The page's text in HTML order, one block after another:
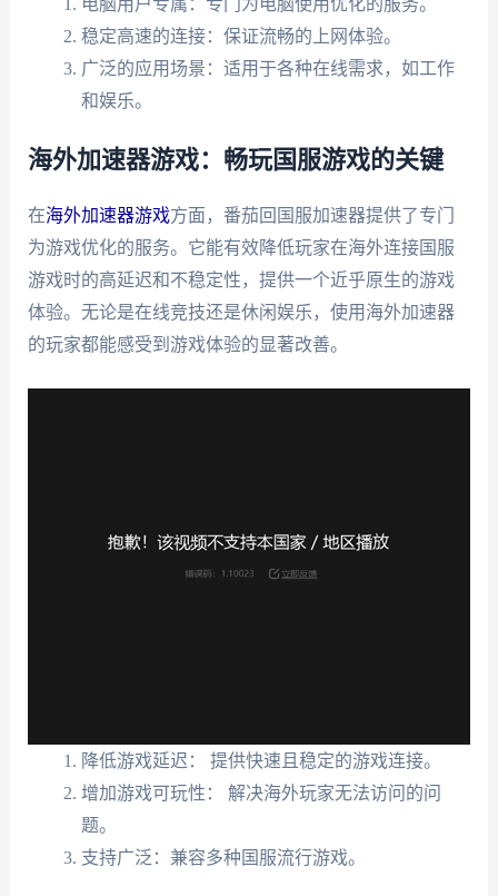
稳定高速的连接：保证流畅的上网体验。
广泛的应用场景：适用于各种在线需求，如工作
和娱乐。
海外加速器游戏：畅玩国服游戏的关键
在海外加速器游戏方面，番茄回国服加速器提供了专门
为游戏优化的服务。它能有效降低玩家在海外连接国服
游戏时的高延迟和不稳定性，提供一个近乎原生的游戏
体验。无论是在线竞技还是休闲娱乐，使用海外加速器
的玩家都能感受到游戏体验的显著改善。
降低游戏延迟： 提供快速且稳定的游戏连接。
增加游戏可玩性： 解决海外玩家无法访问的问
题。
支持广泛：兼容多种国服流行游戏。